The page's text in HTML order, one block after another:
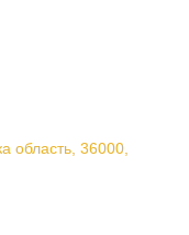
область, 36000,